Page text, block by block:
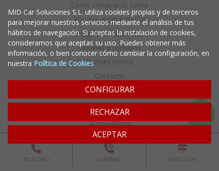
Cómo comprar tu coche
Por qué elegir MID Car
Preguntas frecuentes
Noticias y consejos
Quiénes somos
Contacto
Coches por tipo
Automáticos
Etiqueta 0
Etiqueta ECO
TELÉFONO LLÁMAME DIRECCIÓN
MID Car Soluciones S.L. utiliza cookies propias y de terceros
para mejorar nuestros servicios mediante el análisis de tus
hábitos de navegación. Si aceptas la instalación de cookies,
consideramos que aceptas su uso. Puedes obtener más
información, o bien conocer cómo cambiar la configuración, en
nuestra Política de Cookies
CONFIGURAR
RECHAZAR
ACEPTAR